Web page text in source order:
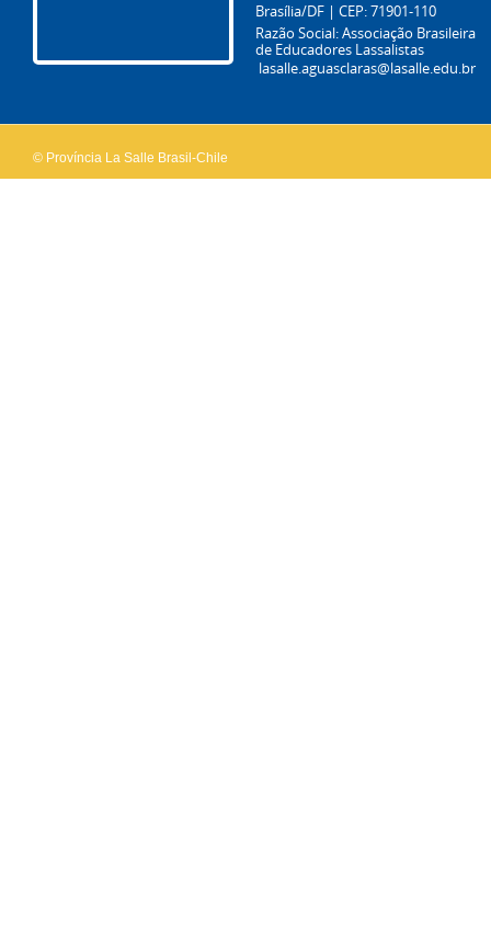
Brasília/DF | CEP: 71901-110
Razão Social: Associação Brasileira
de Educadores Lassalistas
lasalle.aguasclaras@lasalle.edu.br
© Província La Salle Brasil-Chile